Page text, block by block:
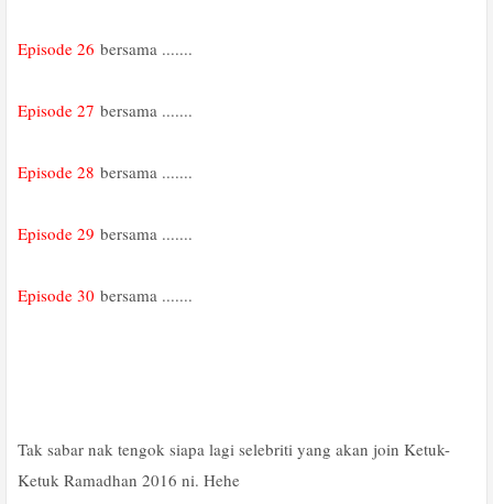
Episode 26 bersama .......
Episode 27 bersama .......
Episode 28 bersama .......
Episode 29 bersama .......
Episode 30 bersama .......
Tak sabar nak tengok siapa lagi selebriti yang akan join Ketuk-
Ketuk Ramadhan 2016 ni. Hehe